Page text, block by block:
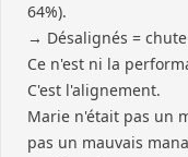
64%).
→ Désalignés =
Ce n'est ni la
C'est l'alignement.
Marie n'était pas un
pas un mauvais